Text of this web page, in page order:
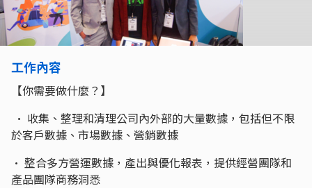
工作內容
【你需要做什麼？】
• 收集、整理和清理公司內外部的大量數據，包括但不限
於客戶數據、市場數據、營銷數據
• 整合多方營運數據，產出與優化報表，提供經營團隊和
產品團隊商務洞悉